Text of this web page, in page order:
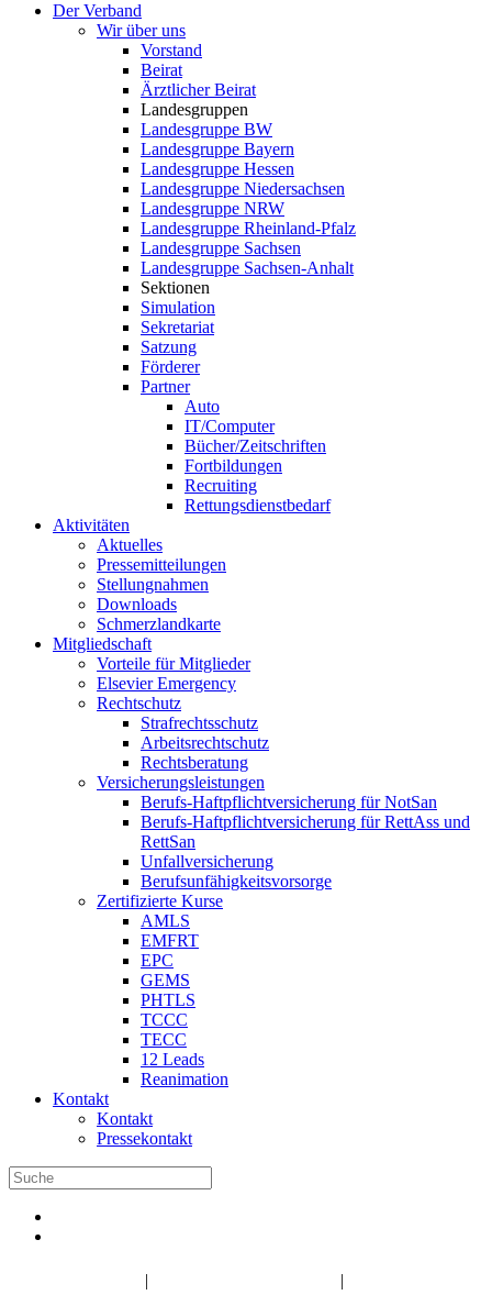
Der Verband
Wir über uns
Vorstand
Beirat
Ärztlicher Beirat
Landesgruppen
Landesgruppe BW
Landesgruppe Bayern
Landesgruppe Hessen
Landesgruppe Niedersachsen
Landesgruppe NRW
Landesgruppe Rheinland-Pfalz
Landesgruppe Sachsen
Landesgruppe Sachsen-Anhalt
Sektionen
Simulation
Sekretariat
Satzung
Förderer
Partner
Auto
IT/Computer
Bücher/Zeitschriften
Fortbildungen
Recruiting
Rettungsdienstbedarf
Aktivitäten
Aktuelles
Pressemitteilungen
Stellungnahmen
Downloads
Schmerzlandkarte
Mitgliedschaft
Vorteile für Mitglieder
Elsevier Emergency
Rechtschutz
Strafrechtsschutz
Arbeitsrechtschutz
Rechtsberatung
Versicherungsleistungen
Berufs-Haftpflichtversicherung für NotSan
Berufs-Haftpflichtversicherung für RettAss und
RettSan
Unfallversicherung
Berufsunfähigkeitsvorsorge
Zertifizierte Kurse
AMLS
EMFRT
EPC
GEMS
PHTLS
TCCC
TECC
12 Leads
Reanimation
Kontakt
Kontakt
Pressekontakt
| |